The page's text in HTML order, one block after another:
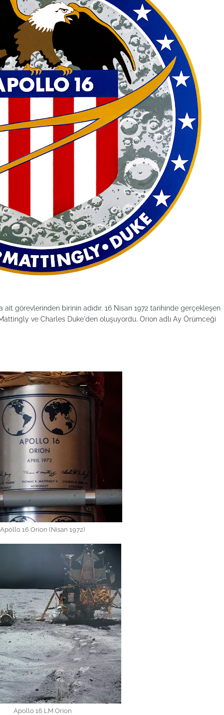
ait görevlerinden birinin adıdır. 16 Nisan 1972 tarihinde gerçekleşen
ve Charles Duke'den oluşuyordu. Orion adlı Ay Örümceği
Apollo 16 Orion (Nisan 1972)
Apollo 16 LM Orion